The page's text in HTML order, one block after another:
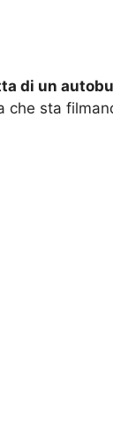
di un
che sta